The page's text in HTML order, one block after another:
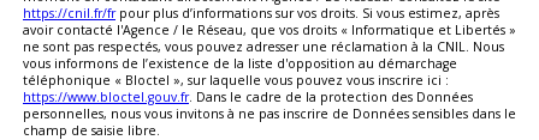
https://cnil.fr/frpour plus d’informations sur vos droits. Si vous estimez, après
avoir contacté l'Agence / le Réseau, que vos droits « Informatique et Libertés »
ne sont pas respectés, vous pouvez adresser une réclamation à la CNIL. Nous
vous informons de l’existence de la liste d'opposition au démarchage
téléphonique « Bloctel », sur laquelle vous pouvez vous inscrire ici :
https://www.bloctel.gouv.fr. Dans le cadre de la protection des Données
personnelles, nous vous invitons à ne pas inscrire de Données sensibles dans le
champ de saisie libre.